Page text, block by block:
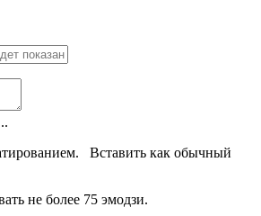
Вставить как обычный
не более 75 эмодзи.